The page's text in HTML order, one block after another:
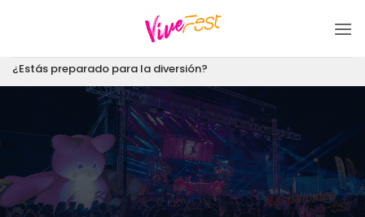
¿Estás preparado para la diversión?